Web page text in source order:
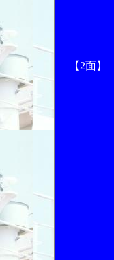
【2面】